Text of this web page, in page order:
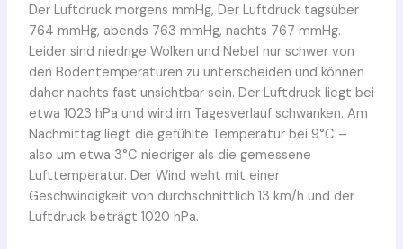
Der Luftdruck morgens mmHg, Der Luftdruck tagsüber
764 mmHg, abends 763 mmHg, nachts 767 mmHg.
Leider sind niedrige Wolken und Nebel nur schwer von
den Bodentemperaturen zu unterscheiden und können
daher nachts fast unsichtbar sein. Der Luftdruck liegt bei
etwa 1023 hPa und wird im Tagesverlauf schwanken. Am
Nachmittag liegt die gefühlte Temperatur bei 9°C –
also um etwa 3°C niedriger als die gemessene
Lufttemperatur. Der Wind weht mit einer
Geschwindigkeit von durchschnittlich 13 km/h und der
Luftdruck beträgt 1020 hPa.